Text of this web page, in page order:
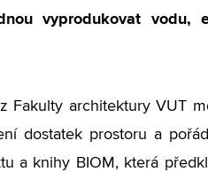
vyprodukovat
Fakulty architektury VUT
dostatek prostoru a
a knihy BIOM, která